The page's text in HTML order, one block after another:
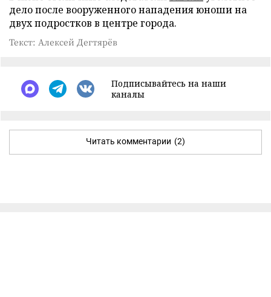
дело после вооруженного нападения юноши на
двух подростков в центре города.
Текст: Алексей Дегтярёв
Подписывайтесь на наши
каналы
Читать комментарии (2)